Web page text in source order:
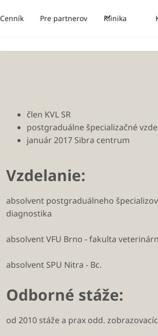
Cenník Pre partnerov Klinika
člen KVL SR
postgraduálne špecializačné
január 2017 Sibra centrum
Vzdelanie:
absolvent postgraduálneho
diagnostika
absolvent VFU Brno - fakulta
absolvent SPU Nitra - Bc.
Odborné stáže:
od 2010 stáže a prax odd.